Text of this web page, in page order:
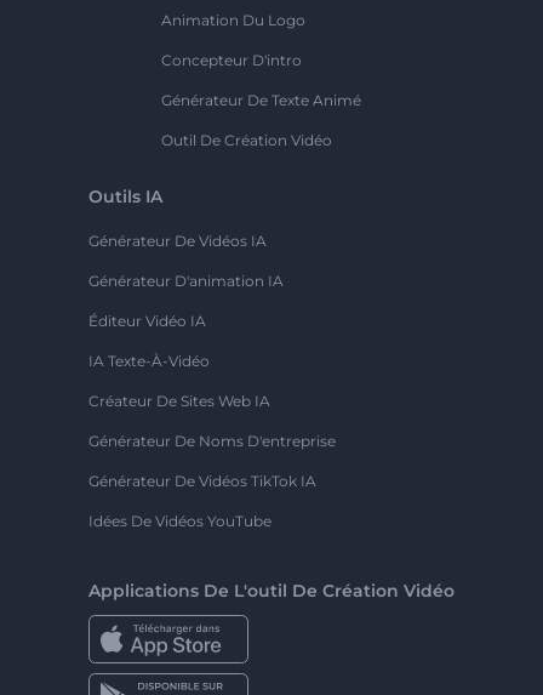
Animation Du Logo
Concepteur D'intro
Générateur De Texte Animé
Outil De Création Vidéo
Outils IA
Générateur De Vidéos IA
Générateur D'animation IA
Éditeur Vidéo IA
IA Texte-À-Vidéo
Créateur De Sites Web IA
Générateur De Noms D'entreprise
Générateur De Vidéos TikTok IA
Idées De Vidéos YouTube
Applications De L'outil De Création Vidéo